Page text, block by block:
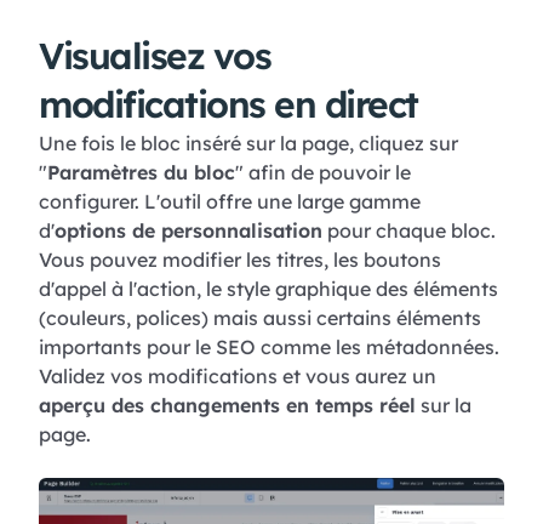
Visualisez vos
modifications en direct
Une fois le bloc inséré sur la page, cliquez sur
"Paramètres du bloc" afin de pouvoir le
configurer. L'outil offre une large gamme
d'options de personnalisation pour chaque bloc.
Vous pouvez modifier les titres, les boutons
d'appel à l'action, le style graphique des éléments
(couleurs, polices) mais aussi certains éléments
importants pour le SEO comme les métadonnées.
Validez vos modifications et vous aurez un
aperçu des changements en temps réel sur la
page.